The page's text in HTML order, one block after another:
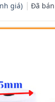
giá) Đã bán